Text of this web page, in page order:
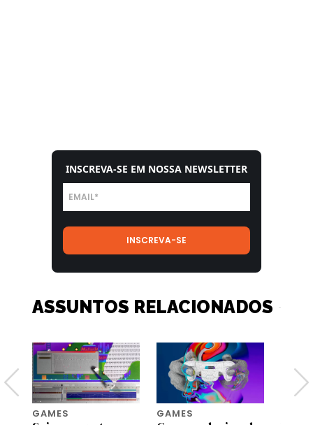
INSCREVA-SE EM NOSSA NEWSLETTER
ASSUNTOS RELACIONADOS
GAMES GAMES